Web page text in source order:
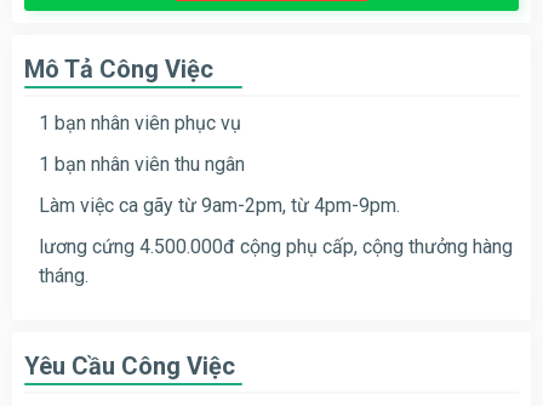
Mô Tả Công Việc
1 bạn nhân viên phục vụ
1 bạn nhân viên thu ngân
Làm việc ca gãy từ 9am-2pm, từ 4pm-9pm.
lương cứng 4.500.000đ cộng phụ cấp, cộng thưởng hàng
tháng.
Yêu Cầu Công Việc